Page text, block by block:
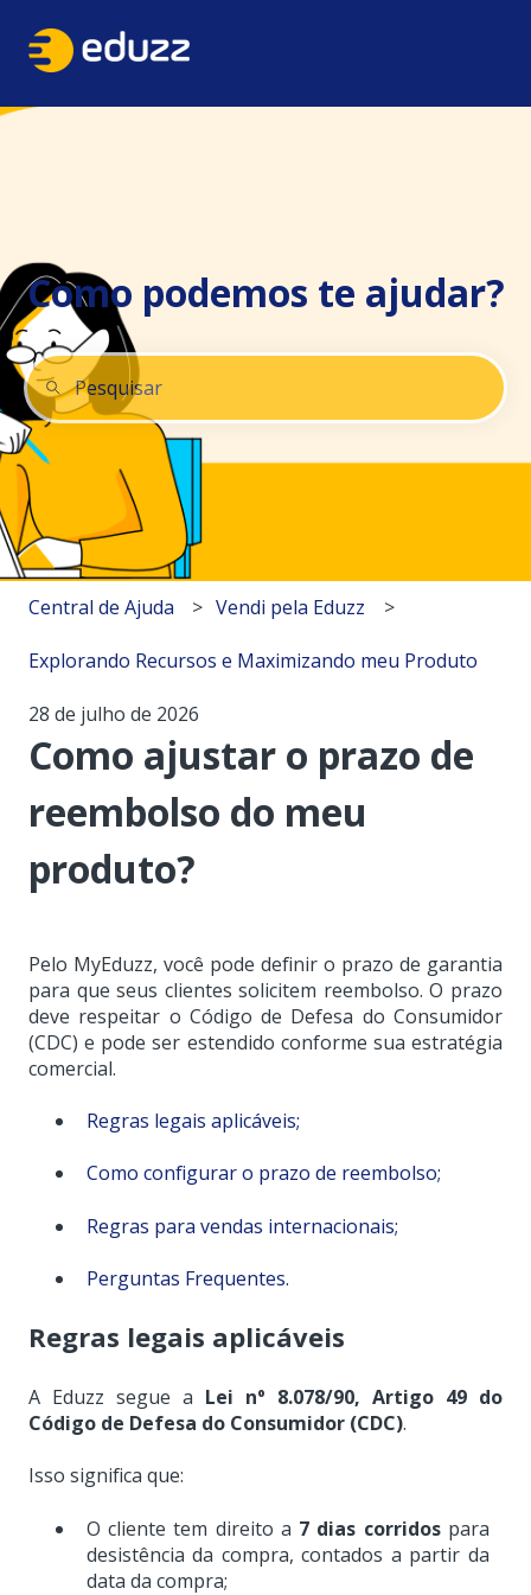
Como podemos te ajudar?
Não há sugestões porque o campo de pesquisa está
Central de Ajuda Vendi pela Eduzz
Explorando Recursos e Maximizando meu Produto
28 de julho de 2026
Como ajustar o prazo de
reembolso do meu
produto?
Pelo MyEduzz, você pode definir o prazo de garantia
para que seus clientes solicitem reembolso. O prazo
deve respeitar o Código de Defesa do Consumidor
(CDC) e pode ser estendido conforme sua estratégia
comercial.
Regras legais aplicáveis;
Como configurar o prazo de reembolso;
Regras para vendas internacionais;
Perguntas Frequentes.
Regras legais aplicáveis
A Eduzz segue a Lei nº 8.078/90, Artigo 49 do
Código de Defesa do Consumidor (CDC).
Isso significa que:
O cliente tem direito a 7 dias corridospara
desistência da compra, contados a partir da
data da compra;